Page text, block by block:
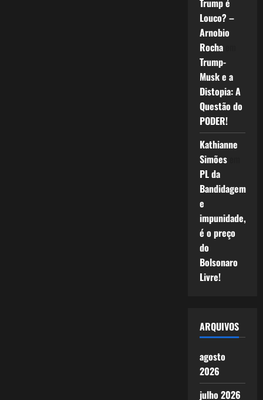
Trump é
Louco? –
Arnobio
Rochaem
Trump-
Musk e a
Distopia: A
Questão do
PODER!
Kathianne
Simõesem
PL da
Bandidagem
e
impunidade,
é o preço
do
Bolsonaro
Livre!
ARQUIVOS
agosto
2026
julho 2026